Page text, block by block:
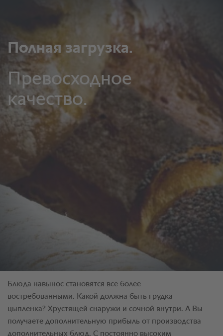
Блюда навынос становятся все более
востребованными. Какой должна быть грудка
цыпленка? Хрустящей снаружи и сочной внутри. А Вы
получаете дополнительную прибыль от производства
дополнительных блюд. С постоянно высоким